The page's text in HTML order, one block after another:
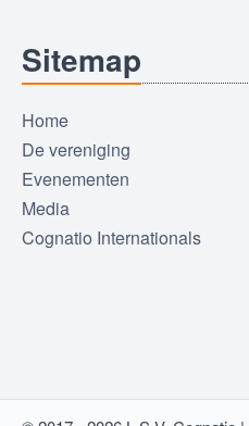
Sitemap
Home
De vereniging
Evenementen
Media
Cognatio Internationals